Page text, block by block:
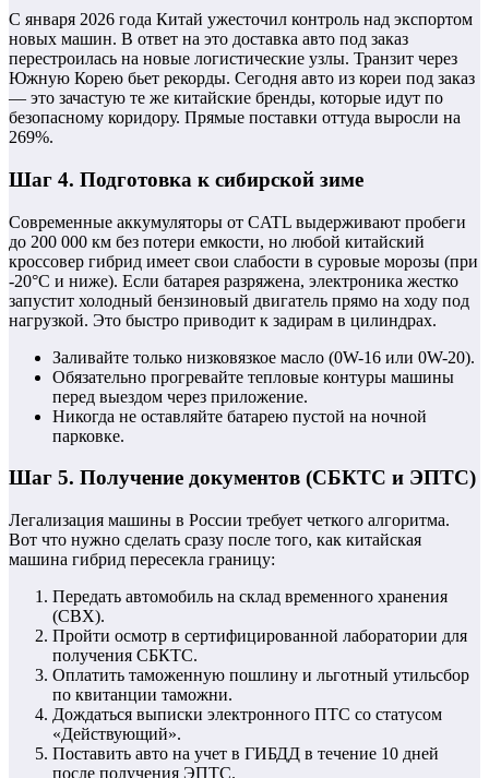
С января 2026 года Китай ужесточил контроль над экспортом
новых машин. В ответ на это доставка авто под заказ
перестроилась на новые логистические узлы. Транзит через
Южную Корею бьет рекорды. Сегодня авто из кореи под заказ
— это зачастую те же китайские бренды, которые идут по
безопасному коридору. Прямые поставки оттуда выросли на
269%.
Шаг 4. Подготовка к сибирской зиме
Современные аккумуляторы от CATL выдерживают пробеги
до 200 000 км без потери емкости, но любой китайский
кроссовер гибрид имеет свои слабости в суровые морозы (при
-20°C и ниже). Если батарея разряжена, электроника жестко
запустит холодный бензиновый двигатель прямо на ходу под
нагрузкой. Это быстро приводит к задирам в цилиндрах.
Заливайте только низковязкое масло (0W-16 или 0W-20).
Обязательно прогревайте тепловые контуры машины
перед выездом через приложение.
Никогда не оставляйте батарею пустой на ночной
парковке.
Шаг 5. Получение документов (СБКТС и ЭПТС)
Легализация машины в России требует четкого алгоритма.
Вот что нужно сделать сразу после того, как китайская
машина гибрид пересекла границу:
Передать автомобиль на склад временного хранения
(СВХ).
Пройти осмотр в сертифицированной лаборатории для
получения СБКТС.
Оплатить таможенную пошлину и льготный утильсбор
по квитанции таможни.
Дождаться выписки электронного ПТС со статусом
«Действующий».
Поставить авто на учет в ГИБДД в течение 10 дней
после получения ЭПТС.